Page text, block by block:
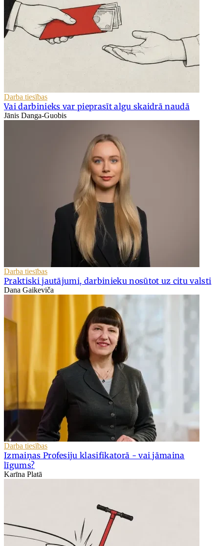
Darba tiesības
Vai darbinieks var pieprasīt algu skaidrā naudā
Jānis Danga-Guobis
Darba tiesības
Praktiski jautājumi, darbinieku nosūtot uz citu valsti
Dana Gaikeviča
Darba tiesības
Izmaiņas Profesiju klasifikatorā - vai jāmaina
līgums?
Karīna Platā